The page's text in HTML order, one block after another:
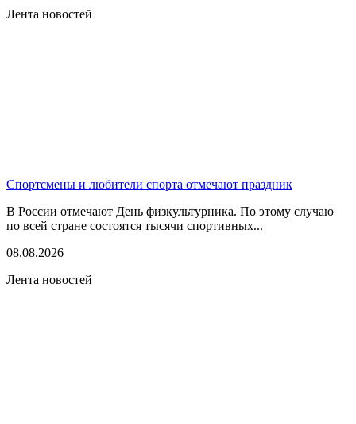
Лента новостей
Спортсмены и любители спорта отмечают праздник
В России отмечают День физкультурника. По этому случаю
по всей стране состоятся тысячи спортивных...
08.08.2026
Лента новостей